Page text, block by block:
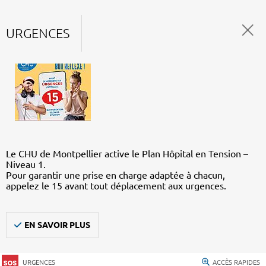
URGENCES
Le CHU de Montpellier active le Plan Hôpital en Tension –
Niveau 1.
Pour garantir une prise en charge adaptée à chacun,
appelez le 15 avant tout déplacement aux urgences.
EN SAVOIR PLUS
URGENCES ACCÈS RAPIDES